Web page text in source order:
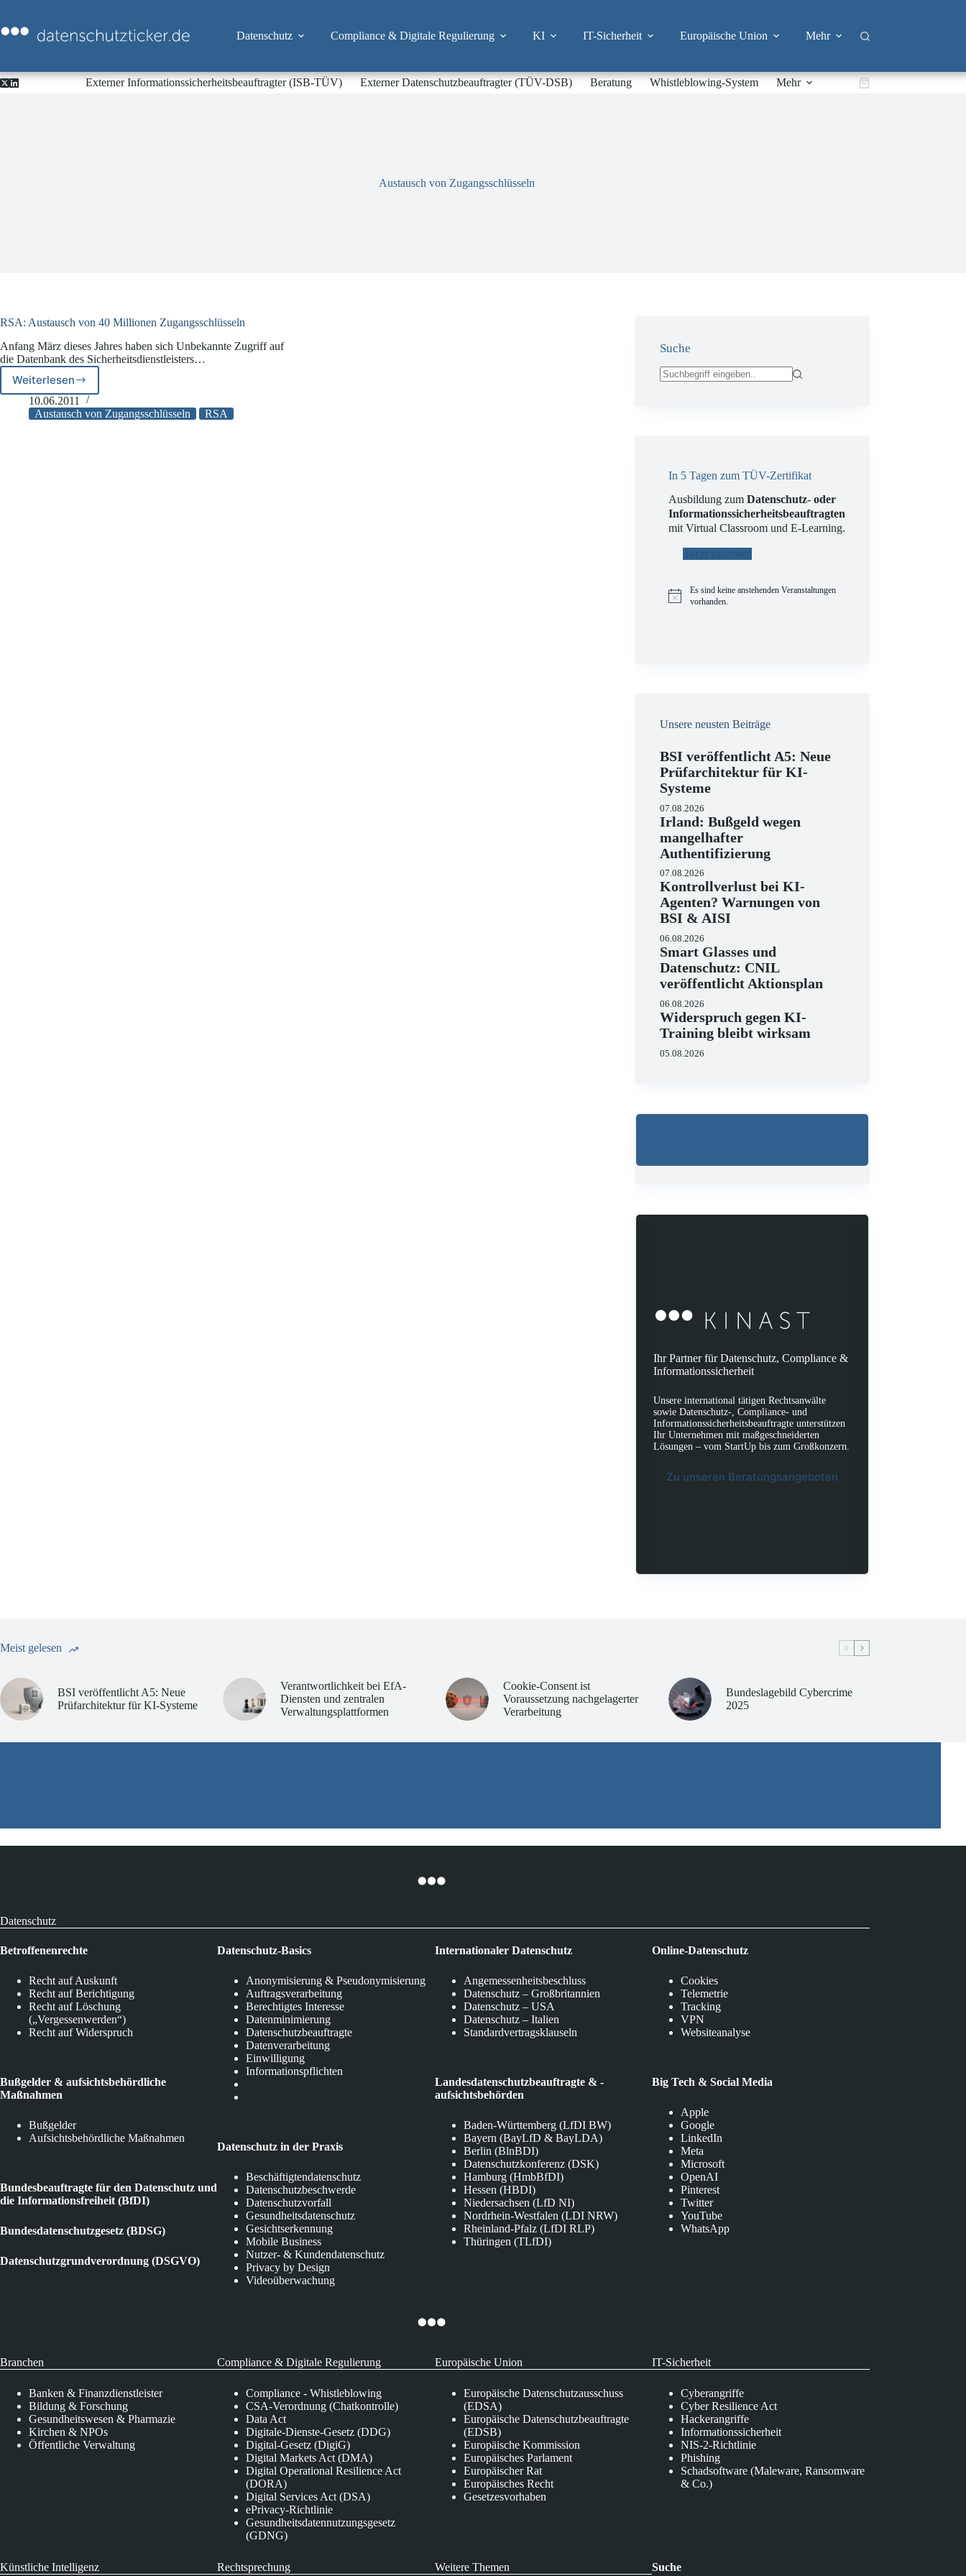
springen
Datenschutz Compliance & Digitale Regulierung KI IT-Sicherheit Europäische Union Mehr
Externer Informationssicherheitsbeauftragter (ISB-TÜV) Externer Datenschutzbeauftragter (TÜV-DSB) Beratung Whistleblowing-System Mehr Warenkorb
Austausch von Zugangsschlüsseln
RSA: Austausch von 40 Millionen Zugangsschlüsseln
Anfang März dieses Jahres haben sich Unbekannte Zugriff auf
die Datenbank des Sicherheitsdienstleisters…
Weiterlesen
RSA:
Austausch
von
10.06.2011
Austausch von Zugangsschlüsseln
RSA
Suche
In 5 Tagen zum TÜV-Zertifikat
Ausbildung zumDatenschutz- oder
Informationssicherheitsbeauftragten
mit Virtual Classroom und E-Learning.
Jetzt buchen!
H
Es sind keine anstehenden Veranstaltungen
vorhanden.
Unsere neusten Beiträge
BSI veröffentlicht A5: Neue
Prüfarchitektur für KI-
Systeme
07.08.2026
Irland: Bußgeld wegen
mangelhafter
Authentifizierung
07.08.2026
Kontrollverlust bei KI-
Agenten? Warnungen von
BSI & AISI
06.08.2026
Smart Glasses und
Datenschutz: CNIL
veröffentlicht Aktionsplan
06.08.2026
Widerspruch gegen KI-
Training bleibt wirksam
05.08.2026
Ihr Partner für Datenschutz, Compliance &
Informationssicherheit
Unsere international tätigen Rechtsanwälte
sowie Datenschutz-, Compliance- und
Informationssicherheitsbeauftragte unterstützen
Ihr Unternehmen mit maßgeschneiderten
Lösungen – vom StartUp bis zum Großkonzern.
Zu unseren Beratungsangeboten
Meist gelesen
BSI veröffentlicht A5: Neue
Prüfarchitektur für KI-Systeme
Verantwortlichkeit bei EfA-
Diensten und zentralen
Verwaltungsplattformen
Cookie-Consent ist
Voraussetzung nachgelagerter
Verarbeitung
Bundeslagebild Cybercrime
2025
Datenschutz
Betroffenenrechte
Recht auf Auskunft
Recht auf Berichtigung
Recht auf Löschung
(„Vergessenwerden“)
Recht auf Widerspruch
Bußgelder & aufsichtsbehördliche
Maßnahmen
Bußgelder
Aufsichtsbehördliche Maßnahmen
Bundesbeauftragte für den Datenschutz und
die Informationsfreiheit (BfDI)
Bundesdatenschutzgesetz (BDSG)
Datenschutzgrundverordnung (DSGVO)
Datenschutz-Basics
Anonymisierung & Pseudonymisierung
Auftragsverarbeitung
Berechtigtes Interesse
Datenminimierung
Datenschutzbeauftragte
Datenverarbeitung
Einwilligung
Informationspflichten
Datenschutz in der Praxis
Beschäftigtendatenschutz
Datenschutzbeschwerde
Datenschutzvorfall
Gesundheitsdatenschutz
Gesichtserkennung
Mobile Business
Nutzer- & Kundendatenschutz
Privacy by Design
Videoüberwachung
Internationaler Datenschutz
Angemessenheitsbeschluss
Datenschutz – Großbritannien
Datenschutz – USA
Datenschutz – Italien
Standardvertragsklauseln
Landesdatenschutzbeauftragte & -
aufsichtsbehörden
Baden-Württemberg (LfDI BW)
Bayern (BayLfD & BayLDA)
Berlin (BlnBDI)
Datenschutzkonferenz (DSK)
Hamburg (HmbBfDI)
Hessen (HBDI)
Niedersachsen (LfD NI)
Nordrhein-Westfalen (LDI NRW)
Rheinland-Pfalz (LfDI RLP)
Thüringen (TLfDI)
Online-Datenschutz
Cookies
Telemetrie
Tracking
VPN
Websiteanalyse
Big Tech & Social Media
Apple
Google
LinkedIn
Meta
Microsoft
OpenAI
Pinterest
Twitter
YouTube
WhatsApp
Branchen
Banken & Finanzdienstleister
Bildung & Forschung
Gesundheitswesen & Pharmazie
Kirchen & NPOs
Öffentliche Verwaltung
Compliance & Digitale Regulierung
Compliance - Whistleblowing
CSA-Verordnung (Chatkontrolle)
Data Act
Digitale-Dienste-Gesetz (DDG)
Digital-Gesetz (DigiG)
Digital Markets Act (DMA)
Digital Operational Resilience Act
(DORA)
Digital Services Act (DSA)
ePrivacy-Richtlinie
Gesundheitsdatennutzungsgesetz
(GDNG)
Europäische Union
Europäische Datenschutzausschuss
(EDSA)
Europäische Datenschutzbeauftragte
(EDSB)
Europäische Kommission
Europäisches Parlament
Europäischer Rat
Europäisches Recht
Gesetzesvorhaben
IT-Sicherheit
Cyberangriffe
Cyber Resilience Act
Hackerangriffe
Informationssicherheit
NIS-2-Richtlinie
Phishing
Schadsoftware (Maleware, Ransomware
& Co.)
Künstliche Intelligenz Rechtsprechung Weitere Themen Suche